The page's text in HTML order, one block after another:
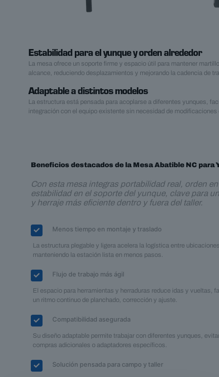
Estabilidad para el yunque y orden alrededor
La mesa ofrece un soporte firme y espacio útil para mantener
alcance, reduciendo desplazamientos y mejorando la cadencia de
Adaptable a distintos modelos
La estructura está pensada para acoplarse a diferentes yunques,
integración con el equipo existente sin necesidad de
Beneficios destacados de la Mesa Abatible NC para
Con esta mesa integras portabilidad real, orden
estabilidad en el soporte del yunque, clave para
y herraje más eficiente dentro y fuera del taller.
Menos tiempo en montaje y traslado
La estructura plegable y ligera acelera la logística entre
manteniendo la estación lista en menos pasos.
Flujo de trabajo más ágil
El espacio para herramientas y herraduras reduce idas y vueltas,
un ritmo continuo de planchado, corrección y ajuste.
Compatibilidad asegurada
Su diseño adaptable permite trabajar con diferentes yunques,
compras adicionales o adaptadores específicos.
Solución pensada para campo y taller